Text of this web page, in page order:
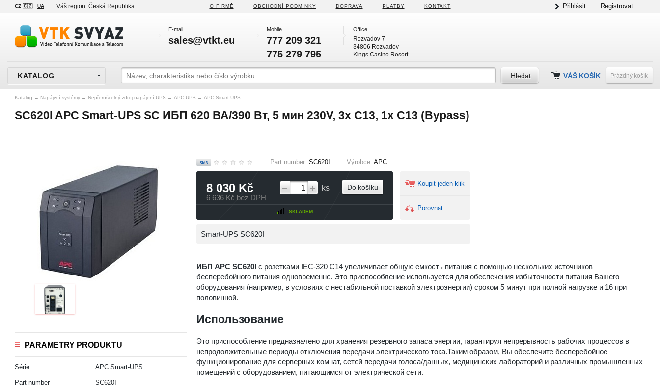
CZ 🇨🇿 UA Váš region: Česká Republika O FIRMĚ OBCHODNÍ PODMÍNKY DOPRAVA PLATBY KONTAKT Přihlásit Registrovat
E-mail
sales@vtkt.eu
Mobile
777 209 321
775 279 795
Office
Rozvadov 7
34806 Rozvadov
Kings Casino Resort
KATALOG VÁŠ KOŠÍK Prázdný košík
Katalog → Napájecí systémy → Nepřerušitelný zdroj napájení UPS → APC UPS → APC Smart-UPS
SC620I APC Smart-UPS SC ИБП 620 ВА/390 Вт, 5 мин 230V, 3х C13, 1x C13 (Bypass)
PARAMETRY PRODUKTU
Série APC Smart-UPS
Part number SC620I
Part number: SC620I Výrobce: APC
8 030 Kč
6 636 Kč bez DPH
ks
SKLADEM
Do košíku Koupit jeden klik
Porovnat
Smart-UPS SC620I
ИБП APC SC620I с розетками IEC-320 C14 увеличивает общую емкость питания с помощью нескольких источников
бесперебойного питания одновременно. Это приспособление используется для обеспечения избыточности питания Вашего
оборудования (например, в условиях с нестабильной поставкой электроэнергии) сроком 5 минут при полной нагрузке и 16 при
половинной.
Использование
Это приспособление предназначено для хранения резервного запаса энергии, гарантируя непрерывность рабочих процессов в
непродолжительные периоды отключения передачи электрического тока.Таким образом, Вы обеспечите бесперебойное
функционирование для серверных комнат, сетей передачи голоса/данных, медицинских лабораторий и различных промышленных
помещений с оборудованием, питающимся от электрической сети.